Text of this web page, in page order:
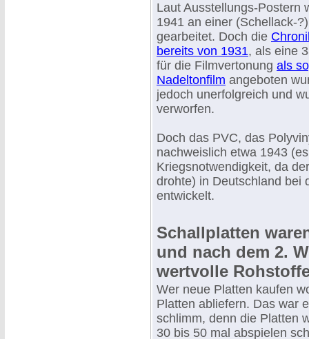
Laut Ausstellungs-Postern
1941 an einer (Schellack-
gearbeitet. Doch die
bereits von 1931, als eine
für die Filmvertonung als
Nadeltonfilm angeboten
jedoch unerfolgreich und
verworfen.
Doch das PVC, das
nachweislich etwa 1943
Kriegsnotwendigkeit, da
drohte) in Deutschland bei
entwickelt.
Schallplatten
und nach dem 2.
wertvolle
Wer neue Platten kaufen
Platten abliefern. Das war
schlimm, denn die Platten
30 bis 50 mal abspielen